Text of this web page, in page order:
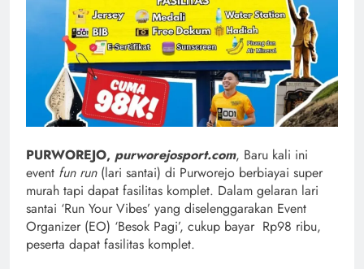
PURWOREJO, purworejosport.com, Baru kali ini
event fun run(lari santai) di Purworejo berbiayai super
murah tapi dapat fasilitas komplet. Dalam gelaran lari
santai ‘Run Your Vibes’ yang diselenggarakan Event
Organizer (EO) ‘Besok Pagi’, cukup bayar Rp98 ribu,
peserta dapat fasilitas komplet.